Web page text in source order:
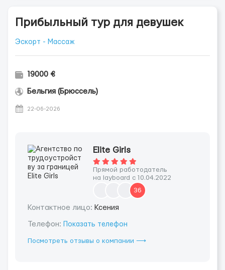
Прибыльный тур для девушек
Эскорт - Массаж
19000 €
Бельгия (Брюссель)
22-06-2026
Elite Girls
Прямой работодатель
на layboard с 10.04.2022
36
Контактное лицо: Ксения
Телефон: Показать телефон
Посмотреть отзывы о компании ⟶